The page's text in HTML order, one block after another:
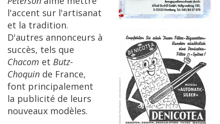
l'accent sur l'artisanat
et la tradition.
D'autres annonceurs à
succès, tels que
Chacom et Butz-
Choquin de France,
font principalement
la publicité de leurs
nouveaux modèles.